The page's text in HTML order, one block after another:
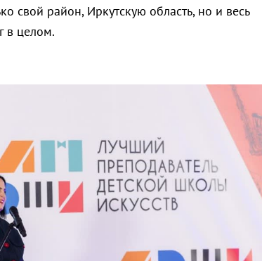
свой район, Иркутскую область, но и весь
в целом.